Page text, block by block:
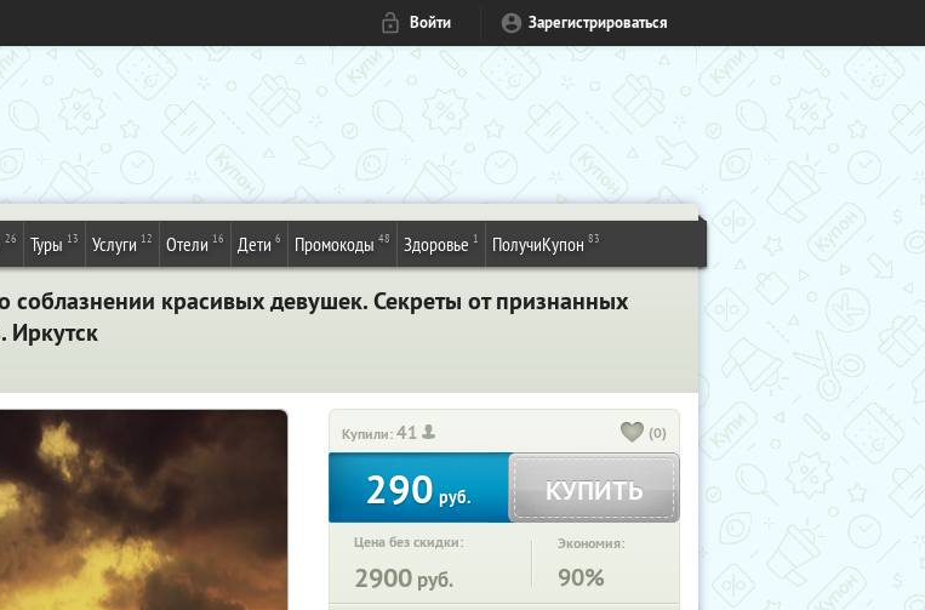
Войти Зарегистрироваться
26 Туры 13 Услуги 12 Отели 16 Дети 6 Промокоды 48 Здоровье 1 ПолучиКупон 83
соблазнении красивых девушек. Секреты от признанных
Иркутск
Купили:41 (0)
290 руб. КУПИТЬ
Цена без скидки:
2900 руб.
Экономия:
90%